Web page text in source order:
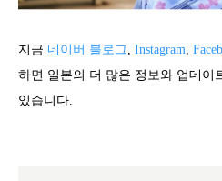
지금 네이버 블로그 Instagram
하면 일본의 더 많은 정보와 업데이
있습니다.